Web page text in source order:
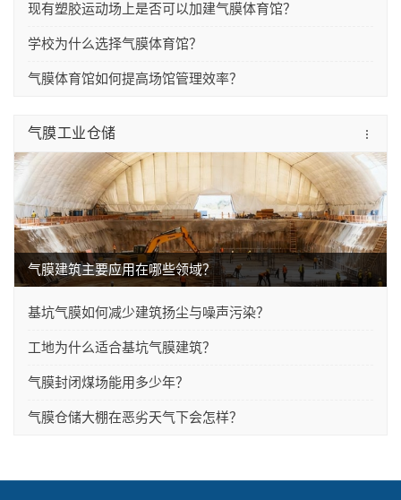
现有塑胶运动场上是否可以加建气膜体育馆？
学校为什么选择气膜体育馆？
气膜体育馆如何提高场馆管理效率？
气膜工业仓储
气膜建筑主要应用在哪些领域？
基坑气膜如何减少建筑扬尘与噪声污染？
工地为什么适合基坑气膜建筑？
气膜封闭煤场能用多少年？
气膜仓储大棚在恶劣天气下会怎样？